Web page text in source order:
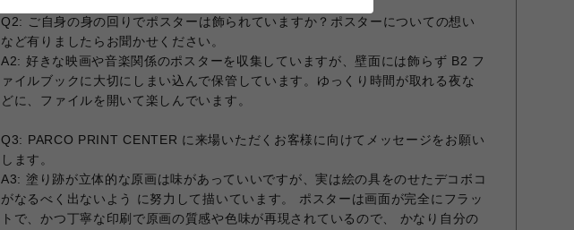
Q2: ご自身の身の回りでポスターは飾られていますか？ポスターについての想い
など有りましたらお聞かせください。
A2: 好きな映画や音楽関係のポスターを収集していますが、壁面には飾らず B2 フ
ァイルブックに大切にしまい込んで保管しています。ゆっくり時間が取れる夜な
どに、ファイルを開いて楽しんでいます。
Q3: PARCO PRINT CENTER に来場いただくお客様に向けてメッセージをお願い
します。
A3: 塗り跡が立体的な原画は味があっていいですが、実は絵の具をのせたデコボコ
がなるべく出ないよう に努力して描いています。 ポスターは画面が完全にフラッ
トで、かつ丁寧な印刷で原画の質感や色味が再現されているので、 かなり自分の